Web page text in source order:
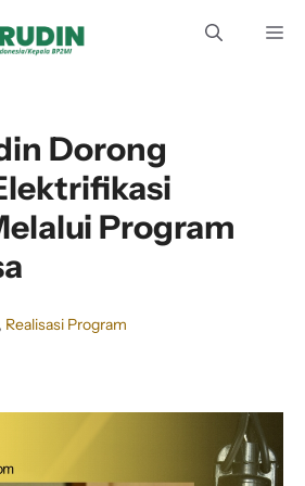
Dorong
Program
, Realisasi Program